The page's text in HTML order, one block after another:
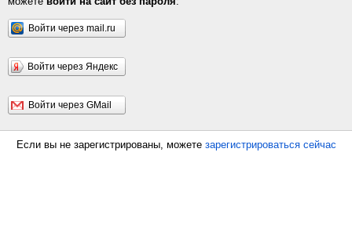
Войти через mail.ru
Войти через Яндекс
Войти через GMail
Если вы не зарегистрированы, можете зарегистрироваться сейчас